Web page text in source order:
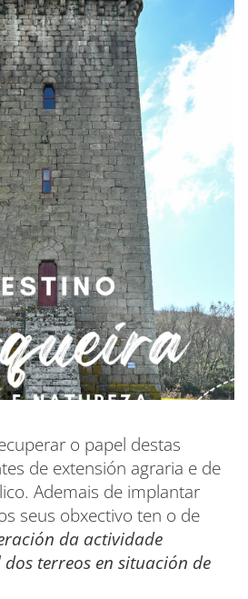
o papel destas
de extensión agraria e de
Ademais de implantar
seus obxectivo ten o de
da actividade
terreos en situación de